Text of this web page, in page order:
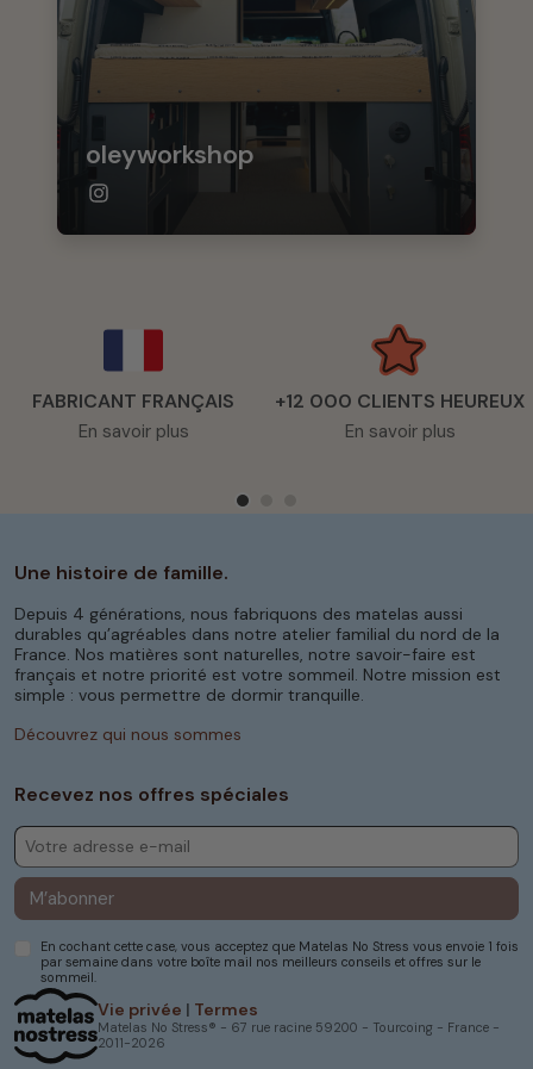
oleyworkshop
FABRICANT FRANÇAIS
En savoir plus
+12 000 CLIENTS HEUREUX
En savoir plus
Vie privée | Termes
Matelas No Stress® - 67 rue racine 59200 - Tourcoing - France -
2011-2026
Une histoire de famille.
Depuis 4 générations, nous fabriquons des matelas aussi
durables qu’agréables dans notre atelier familial du nord de la
France. Nos matières sont naturelles, notre savoir-faire est
français et notre priorité est votre sommeil. Notre mission est
simple : vous permettre de dormir tranquille.
Découvrez qui nous sommes
Recevez nos offres spéciales
M’abonner
En cochant cette case, vous acceptez que Matelas No Stress vous envoie 1 fois
par semaine dans votre boîte mail nos meilleurs conseils et offres sur le
sommeil.